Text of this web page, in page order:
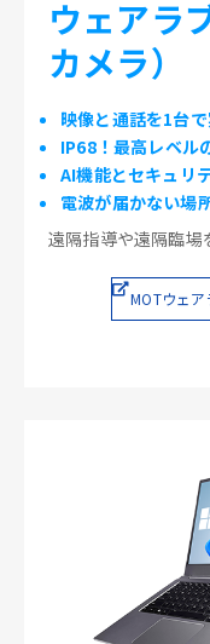
ウェアラ
カメラ）
映像と通話を1台
IP68！最高レベル
AI機能とセキュリ
電波が届かない場
遠隔指導や遠隔臨場
MOTウェ